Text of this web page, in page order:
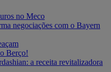
no Meco
negociações com o Bayern
Berço!
a receita revitalizadora